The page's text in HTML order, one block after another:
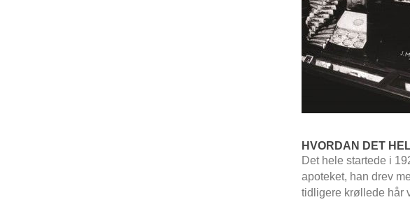
HVORDAN DET
Det hele startede i
apoteket, han drev
tidligere krøllede hår